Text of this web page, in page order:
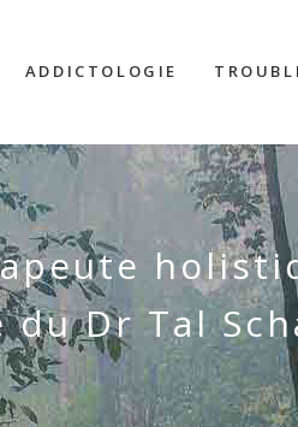
ADDICTOLOGIE
du Dr Tal